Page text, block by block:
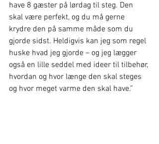
have 8 gæster på lørdag til steg. Den
skal være perfekt, og du må gerne
krydre den på samme måde som du
gjorde sidst. Heldigvis kan jeg som regel
huske hvad jeg gjorde – og jeg lægger
også en lille seddel med ideer til tilbehør,
hvordan og hvor længe den skal steges
og hvor meget varme den skal have.”